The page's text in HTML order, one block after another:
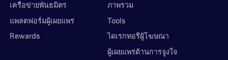
เครือข่ายพันธมิตร
แพลตฟอร์มผู้เผยแพร่
Rewards
ภาพรวม
Tools
ไดเรกทอรีผู้โฆษณา
ผู้เผยแพร่ด้านการจูงใจ